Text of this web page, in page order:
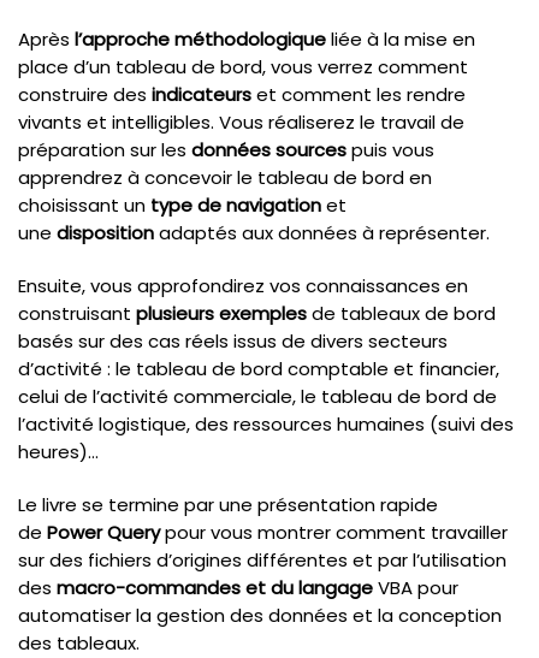
Après l’approche méthodologiqueliée à la mise en
place d’un tableau de bord, vous verrez comment
construire des indicateurset comment les rendre
vivants et intelligibles. Vous réaliserez le travail de
préparation sur les données sourcespuis vous
apprendrez à concevoir le tableau de bord en
choisissant un type de navigationet
une dispositionadaptés aux données à représenter.
Ensuite, vous approfondirez vos connaissances en
construisant plusieurs exemplesde tableaux de bord
basés sur des cas réels issus de divers secteurs
d’activité : le tableau de bord comptable et financier,
celui de l’activité commerciale, le tableau de bord de
l’activité logistique, des ressources humaines (suivi des
heures)…
Le livre se termine par une présentation rapide
de Power Querypour vous montrer comment travailler
sur des fichiers d’origines différentes et par l’utilisation
des macro-commandes et du langageVBA pour
automatiser la gestion des données et la conception
des tableaux.